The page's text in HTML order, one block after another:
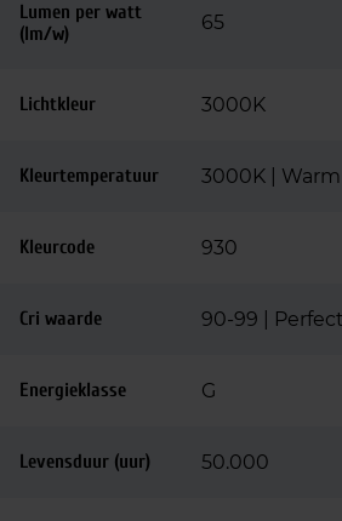
Lumen per watt
(lm/w)
65
Lichtkleur 3000K
Kleurtemperatuur 3000K |
Kleurcode 930
Cri waarde 90-99 |
Energieklasse G
Levensduur (uur) 50.000